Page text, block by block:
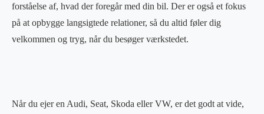
forståelse af, hvad der foregår med din bil. Der er også et fokus
på at opbygge langsigtede relationer, så du altid føler dig
velkommen og tryg, når du besøger værkstedet.
Når du ejer en Audi, Seat, Skoda eller VW, er det godt at vide,